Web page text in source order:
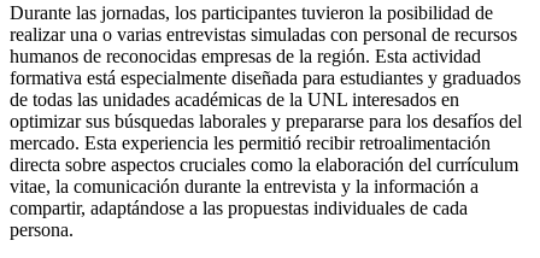
Durante las jornadas, los participantes tuvieron la posibilidad de
realizar una o varias entrevistas simuladas con personal de recursos
humanos de reconocidas empresas de la región. Esta actividad
formativa está especialmente diseñada para estudiantes y graduados
de todas las unidades académicas de la UNL interesados en
optimizar sus búsquedas laborales y prepararse para los desafíos del
mercado. Esta experiencia les permitió recibir retroalimentación
directa sobre aspectos cruciales como la elaboración del currículum
vitae, la comunicación durante la entrevista y la información a
compartir, adaptándose a las propuestas individuales de cada
persona.